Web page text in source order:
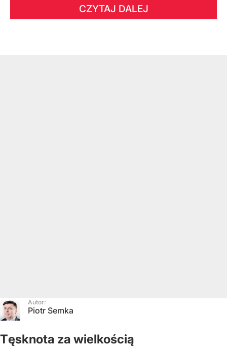
CZYTAJ DALEJ
Autor:
Piotr Semka
Tęsknota za wielkością